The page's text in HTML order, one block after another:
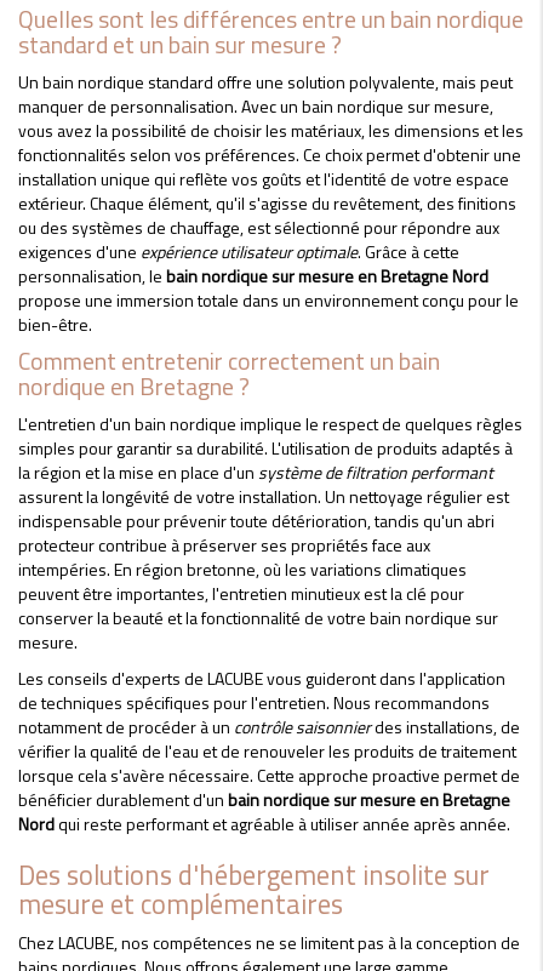
Quelles sont les différences entre un bain nordique
standard et un bain sur mesure ?
Un bain nordique standard offre une solution polyvalente, mais peut
manquer de personnalisation. Avec un bain nordique sur mesure,
vous avez la possibilité de choisir les matériaux, les dimensions et les
fonctionnalités selon vos préférences. Ce choix permet d'obtenir une
installation unique qui reflète vos goûts et l'identité de votre espace
extérieur. Chaque élément, qu'il s'agisse du revêtement, des finitions
ou des systèmes de chauffage, est sélectionné pour répondre aux
exigences d'une expérience utilisateur optimale. Grâce à cette
personnalisation, lebain nordique sur mesure en Bretagne Nord
propose une immersion totale dans un environnement conçu pour le
bien-être.
Comment entretenir correctement un bain
nordique en Bretagne ?
L'entretien d'un bain nordique implique le respect de quelques règles
simples pour garantir sa durabilité. L'utilisation de produits adaptés à
la région et la mise en place d'un système de filtration performant
assurent la longévité de votre installation. Un nettoyage régulier est
indispensable pour prévenir toute détérioration, tandis qu'un abri
protecteur contribue à préserver ses propriétés face aux
intempéries. En région bretonne, où les variations climatiques
peuvent être importantes, l'entretien minutieux est la clé pour
conserver la beauté et la fonctionnalité de votre bain nordique sur
mesure.
Les conseils d'experts de LACUBE vous guideront dans l'application
de techniques spécifiques pour l'entretien. Nous recommandons
notamment de procéder à un contrôle saisonnierdes installations, de
vérifier la qualité de l'eau et de renouveler les produits de traitement
lorsque cela s'avère nécessaire. Cette approche proactive permet de
bénéficier durablement d'unbain nordique sur mesure en Bretagne
Nordqui reste performant et agréable à utiliser année après année.
Des solutions d'hébergement insolite sur
mesure et complémentaires
Chez LACUBE, nos compétences ne se limitent pas à la conception de